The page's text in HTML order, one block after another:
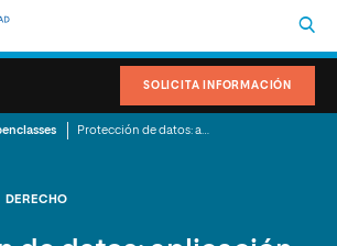
SOLICITA INFORMACIÓN
DERECHO